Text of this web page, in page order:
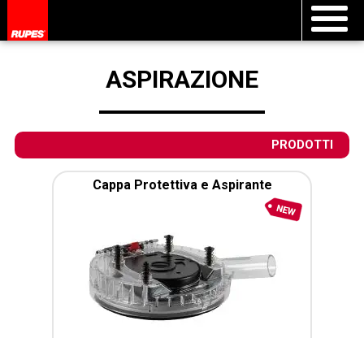
ASPIRAZIONE
PRODOTTI
Cappa Protettiva e Aspirante